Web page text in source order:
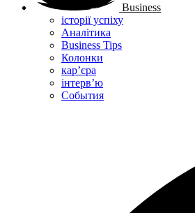
Business
історії успіху
Аналітика
Business Tips
Колонки
кар’єра
інтерв’ю
Cобытия